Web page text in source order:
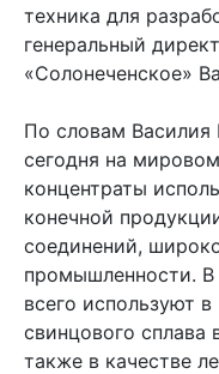
техника для
генеральный
«Солонеченское»
По словам Василия
сегодня на
концентраты
конечной
соединений,
промышленности.
всего используют
свинцового сплава
также в качестве